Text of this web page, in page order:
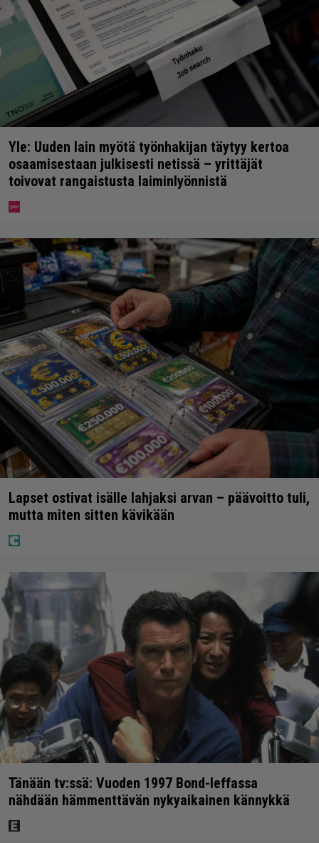
Yle: Uuden lain myötä työnhakijan täytyy kertoa
osaamisestaan julkisesti netissä – yrittäjät
toivovat rangaistusta laiminlyönnistä
Lapset ostivat isälle lahjaksi arvan – päävoitto tuli,
mutta miten sitten kävikään
Tänään tv:ssä: Vuoden 1997 Bond-leffassa
nähdään hämmenttävän nykyaikainen kännykkä